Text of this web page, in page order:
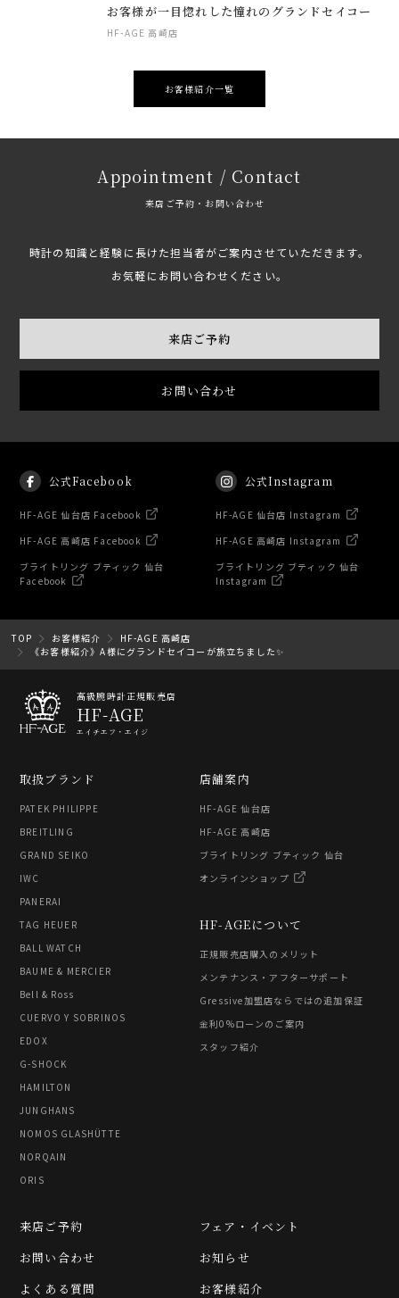
お客様が一目惚れした憧れのグランドセイコー
HF-AGE 高崎店
お客様紹介一覧
Appointment / Contact
来店ご予約・お問い合わせ
時計の知識と経験に長けた担当者がご案内させていただきます。
お気軽にお問い合わせください。
来店ご予約
お問い合わせ
公式Facebook
HF-AGE 仙台店 Facebook
HF-AGE 高崎店 Facebook
ブライトリング ブティック 仙台
Facebook
公式Instagram
HF-AGE 仙台店 Instagram
HF-AGE 高崎店 Instagram
ブライトリング ブティック 仙台
Instagram
TOP お客様紹介
HF-AGE 高崎店
《お客様紹介》A様にグランドセイコーが旅立ちました✨
高級腕時計正規販売店
HF-AGE
エイチエフ・エイジ
取扱ブランド
PATEK PHILIPPE
BREITLING
GRAND SEIKO
IWC
PANERAI
TAG HEUER
BALL WATCH
BAUME & MERCIER
Bell & Ross
CUERVO Y SOBRINOS
EDOX
G-SHOCK
HAMILTON
JUNGHANS
NOMOS GLASHÜTTE
NORQAIN
ORIS
HF-AGEについて
正規販売店購入のメリット
メンテナンス・アフターサポート
Gressive加盟店ならではの追加保証
金利0%ローンのご案内
スタッフ紹介
店舗案内
HF-AGE 仙台店
HF-AGE 高崎店
ブライトリング ブティック 仙台
オンラインショップ
フェア・イベント
お知らせ
お客様紹介
来店ご予約
お問い合わせ
よくある質問